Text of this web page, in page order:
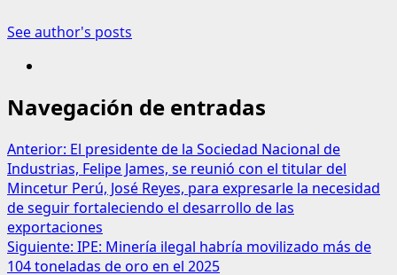
See author's posts
Navegación de entradas
Anterior: El presidente de la Sociedad Nacional de
Industrias, Felipe James, se reunió con el titular del
Mincetur Perú, José Reyes, para expresarle la necesidad
de seguir fortaleciendo el desarrollo de las
exportaciones
Siguiente: IPE: Minería ilegal habría movilizado más de
104 toneladas de oro en el 2025